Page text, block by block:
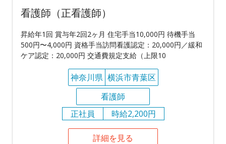
看護師（正看護師）
昇給年1回 賞与年2回2ヶ月 住宅手当10,000円 待機手当
500円〜4,000円 資格手当訪問看護認定：20,000円／緩和
ケア認定：20,000円 交通費規定支給（上限10
神奈川県 横浜市青葉区
看護師
正社員
時給2,200円
詳細を見る